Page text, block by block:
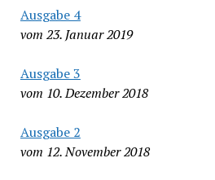
Ausgabe 4
vom 23. Januar 2019
Ausgabe 3
vom 10. Dezember 2018
Ausgabe 2
vom 12. November 2018